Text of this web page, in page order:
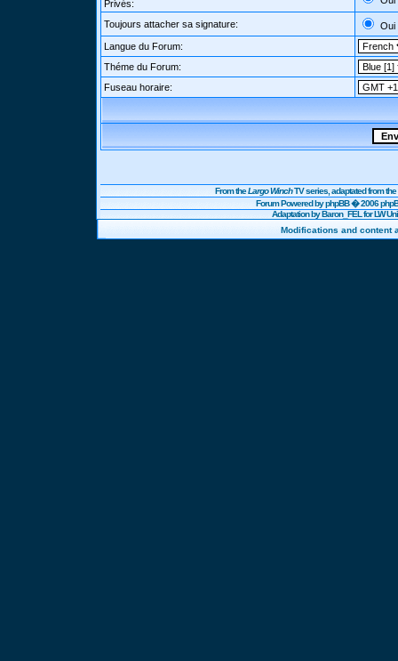
Privés:
Toujours attacher sa signature:
Oui
Langue du Forum:
Théme du Forum:
Fuseau horaire:
From theLargo WinchTV series, adaptated from
Forum Powered byphpBB� 2006
Adaptation by Baron_FEL for LW
Modifications and content